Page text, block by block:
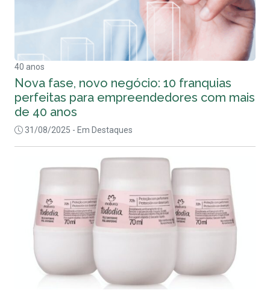
40 anos
Nova fase, novo negócio: 10 franquias
perfeitas para empreendedores com mais
de 40 anos
31/08/2025 - Em Destaques